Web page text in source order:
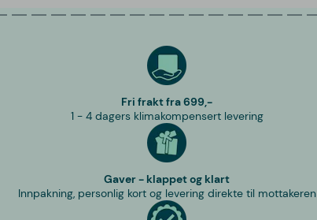
Fri frakt fra 699,-
1 - 4 dagers klimakompensert levering
Gaver - klappet og klart
Innpakning, personlig kort og levering direkte til mottakeren